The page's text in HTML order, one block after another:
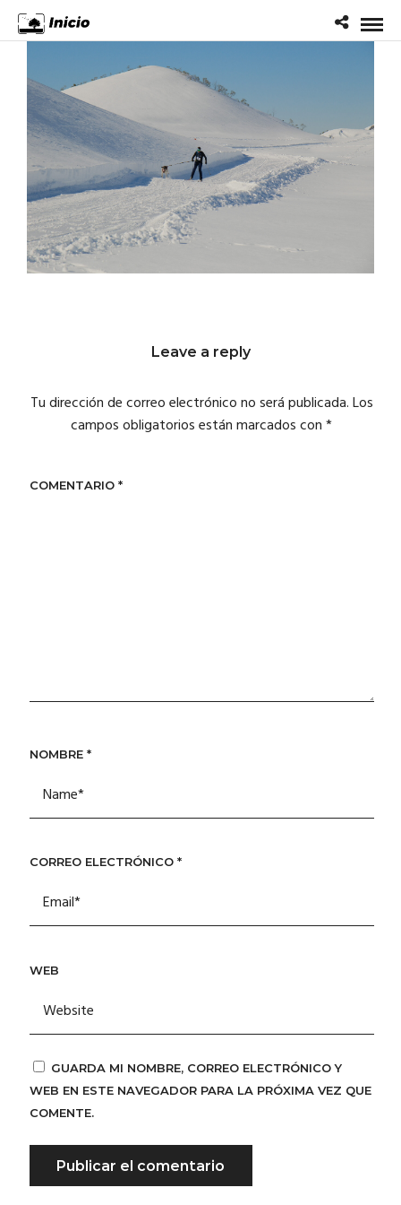
Leave a reply
Tu dirección de correo electrónico no será publicada.Los
campos obligatorios están marcados con*
COMENTARIO *
NOMBRE *
CORREO ELECTRÓNICO *
WEB
GUARDA MI NOMBRE, CORREO ELECTRÓNICO Y
WEB EN ESTE NAVEGADOR PARA LA PRÓXIMA VEZ QUE
COMENTE.